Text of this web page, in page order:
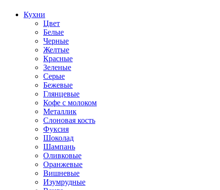
Кухни
Цвет
Белые
Черные
Желтые
Красные
Зеленые
Серые
Бежевые
Глянцевые
Кофе с молоком
Металлик
Слоновая кость
Фуксия
Шоколад
Шампань
Оливковые
Оранжевые
Вишневые
Изумрудные